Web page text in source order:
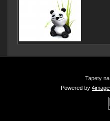
Tapety
Powered by